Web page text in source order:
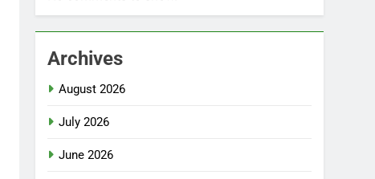
Archives
August 2026
July 2026
June 2026